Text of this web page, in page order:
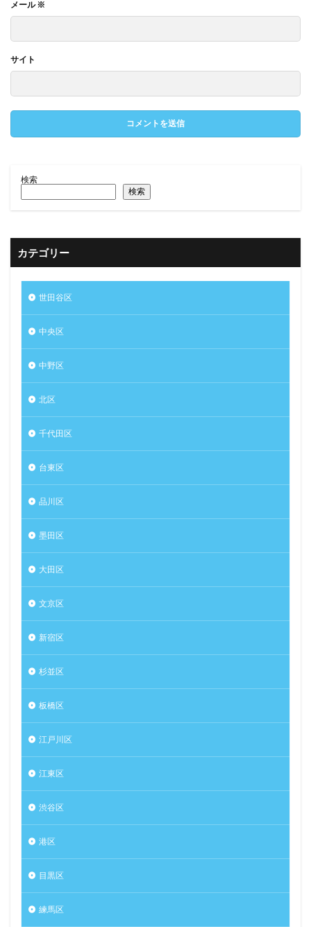
メール※
サイト
検索
検索
カテゴリー
世田谷区
中央区
中野区
北区
千代田区
台東区
品川区
墨田区
大田区
文京区
新宿区
杉並区
板橋区
江戸川区
江東区
渋谷区
港区
目黒区
練馬区